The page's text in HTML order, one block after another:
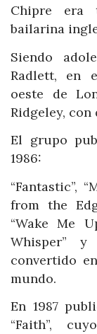
Chipre era
bailarina
Siendo
Radlett, en
oeste de
Ridgeley,
El grupo
1986:
“Fantastic”,
from the
“Wake Me
Whisper” y
convertido
mundo.
En 1987
“Faith”,